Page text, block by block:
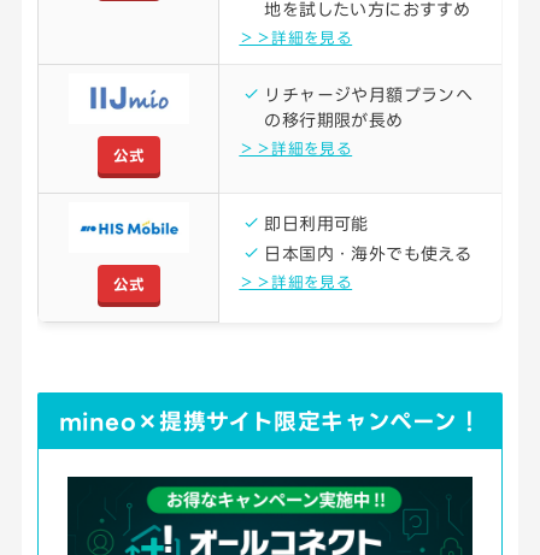
地を試したい方におすすめ
＞＞詳細を見る
公式
リチャージや月額プランへ
の移行期限が長め
＞＞詳細を見る
公式
即日利用可能
日本国内・海外でも使える
＞＞詳細を見る
mineo×提携サイト限定キャンペーン！